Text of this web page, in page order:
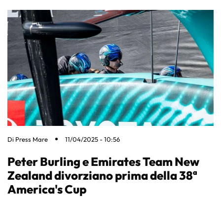
Di Press Mare 11/04/2025 - 10:56
Peter Burling e Emirates Team New
Zealand divorziano prima della 38ª
America's Cup